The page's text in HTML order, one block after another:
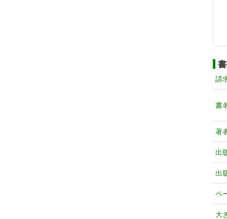
請
書
著
出
出
ペ
大